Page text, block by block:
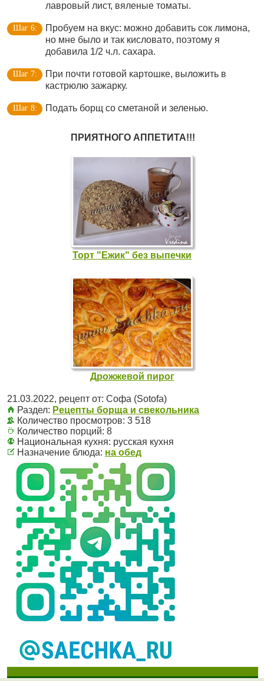
лавровый лист, вяленые томаты.
Пробуем на вкус: можно добавить сок лимона,
но мне было и так кисловато, поэтому я
добавила 1/2 ч.л. сахара.
При почти готовой картошке, выложить в
кастрюлю зажарку.
Подать борщ со сметаной и зеленью.
ПРИЯТНОГО АППЕТИТА!!!
Торт "Ежик" без выпечки
Дрожжевой пирог
21.03.2022, рецепт от: Софа (Sotofa)
Раздел: Рецепты борща и свекольника
Количество просмотров: 3 518
Количество порций: 8
Национальная кухня: русская кухня
Назначение блюда: на обед